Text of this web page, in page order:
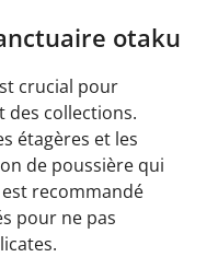
otaku
crucial pour
des collections.
étagères et les
de poussière qui
recommandé
pour ne pas